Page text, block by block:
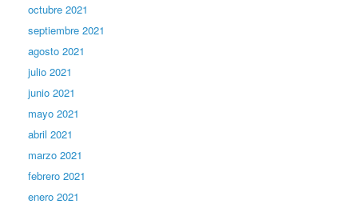
octubre 2021
septiembre 2021
agosto 2021
julio 2021
junio 2021
mayo 2021
abril 2021
marzo 2021
febrero 2021
enero 2021